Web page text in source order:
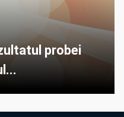
probei